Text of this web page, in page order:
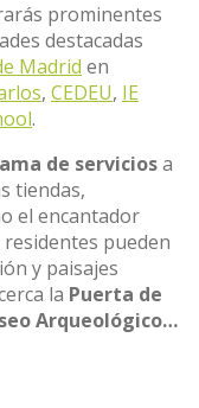
prominentes
destacadas
Madrid en
, CEDEU, IE
.
de serviciosa
tiendas,
el encantador
residentes pueden
y paisajes
la Puerta de
Arqueológico…